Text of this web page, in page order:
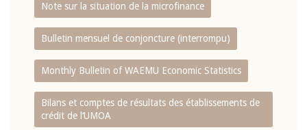
Note sur la situation de la microfinance
Bulletin mensuel de conjoncture (interrompu)
Monthly Bulletin of WAEMU Economic Statistics
Bilans et comptes de résultats des établissements de
crédit de l‘UMOA